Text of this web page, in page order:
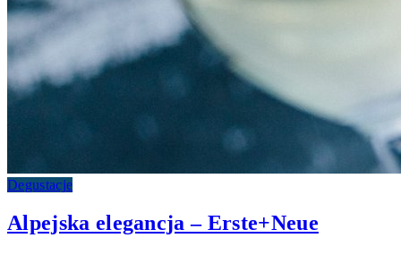
Degustacje
Alpejska elegancja – Erste+Neue